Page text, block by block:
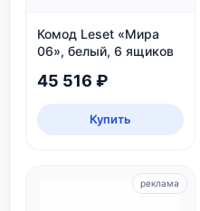
Комод Leset «Мира
06», белый, 6 ящиков
45 516 ₽
Купить
реклама